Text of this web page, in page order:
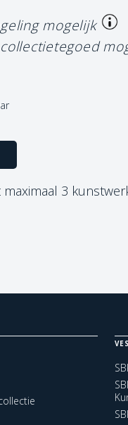
mogelijk
maximaal 3